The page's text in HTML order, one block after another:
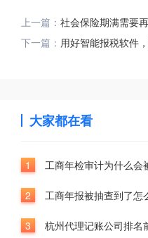
上一篇： 社会保险期满需要
下一篇： 用好智能报税软件
大家都在看
1 工商年检审计为什么会
2 工商年报被抽查到了怎
3 杭州代理记账公司排名